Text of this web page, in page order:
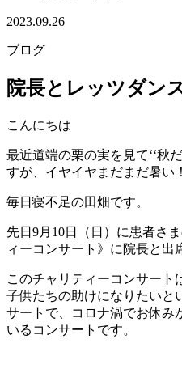
2023.09.26
ブログ
院長とレッツダン
こんにちは
最近道端の栗の実を見て‘‘秋
すが、イヤイヤまだまだ暑い！
毎日寝不足の田畑です。
先日9月10日（日）に患者さ
ィーコンサート》に院長と出
このチャリティーコンサート
子供たちの助けになりたいと
サートで、コロナ渦でお休み
いるコンサートです。